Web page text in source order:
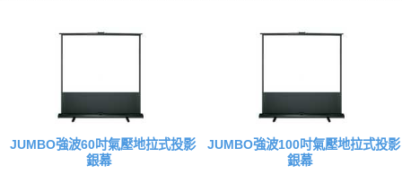
JUMBO強波60吋氣壓地拉式投影
銀幕
JUMBO強波100吋氣壓地拉式投影
銀幕